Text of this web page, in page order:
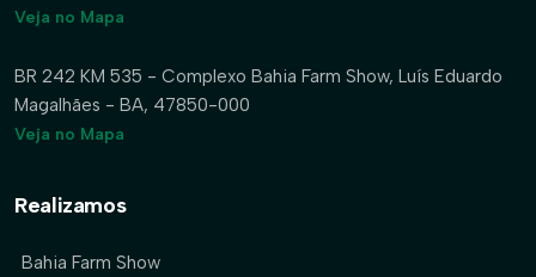
Veja no Mapa
BR 242 KM 535 - Complexo Bahia Farm Show, Luís Eduardo
Magalhães - BA, 47850-000
Veja no Mapa
Realizamos
Bahia Farm Show